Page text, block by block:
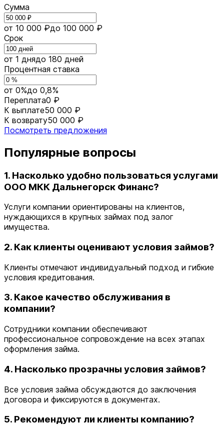
Сумма
от 10 000 ₽до 100 000 ₽
Срок
от 1 днядо 180 дней
Процентная ставка
от 0%до 0,8%
Переплата0 ₽
К выплате50 000 ₽
К возврату50 000 ₽
Посмотреть предложения
Популярные вопросы
1. Насколько удобно пользоваться услугами
ООО МКК Дальнегорск Финанс?
Услуги компании ориентированы на клиентов,
нуждающихся в крупных займах под залог
имущества.
2. Как клиенты оценивают условия займов?
Клиенты отмечают индивидуальный подход и гибкие
условия кредитования.
3. Какое качество обслуживания в
компании?
Сотрудники компании обеспечивают
профессиональное сопровождение на всех этапах
оформления займа.
4. Насколько прозрачны условия займов?
Все условия займа обсуждаются до заключения
договора и фиксируются в документах.
5. Рекомендуют ли клиенты компанию?